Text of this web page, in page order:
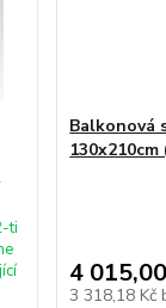
ti
Balkonová
130x210cm
4
3 318,18 Kč